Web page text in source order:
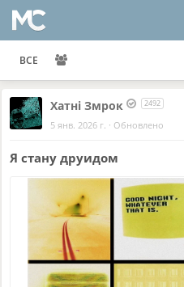
ВСЕ
Хатнi Змрок 2492
5 янв. 2026 г. · Обновлено
Я стану друидом